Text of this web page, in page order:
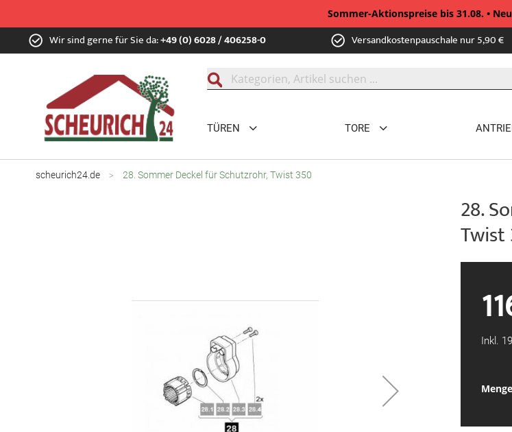
Sommer-Aktionspreise bis 31.08. •
Zum
Inhalt Wir sind gerne für Sie da:+49 (0) 6028 / 406258-0 Versandkostenpauschale nur 5,90 €
TÜREN TORE
scheurich24.de 28. Sommer Deckel für Schutzrohr, Twist 350
28.
Menge
Inkl.